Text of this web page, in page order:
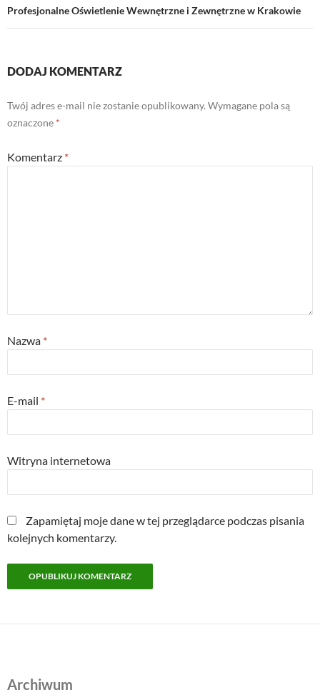
Profesjonalne Oświetlenie Wewnętrzne i Zewnętrzne w Krakowie
DODAJ KOMENTARZ
Twój adres e-mail nie zostanie opublikowany. Wymagane pola są
oznaczone *
Komentarz *
Nazwa *
E-mail *
Witryna internetowa
Zapamiętaj moje dane w tej przeglądarce podczas pisania
kolejnych komentarzy.
Archiwum